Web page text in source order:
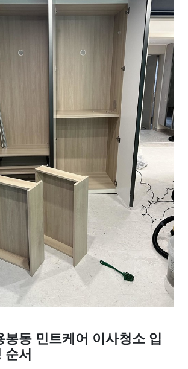
봉동 민트케어 이사청소 입
순서